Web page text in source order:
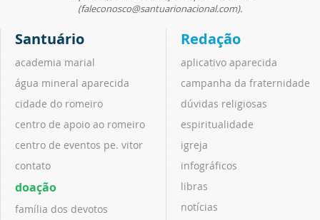
(faleconosco@santuarionacional.com).
Santuário
academia marial
água mineral aparecida
cidade do romeiro
centro de apoio ao romeiro
centro de eventos pe. vitor
contato
doação
família dos devotos
Redação
aplicativo aparecida
campanha da fraternidade
dúvidas religiosas
espiritualidade
igreja
infográficos
libras
notícias